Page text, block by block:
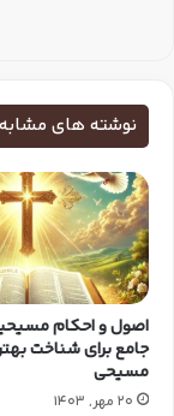
نوشته های مشابه
اصول و احکام
جامع برای شناخت
مسیحی
20 مهر, 1403